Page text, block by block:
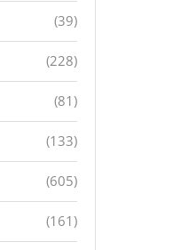
(39)
(228)
(81)
(133)
(605)
(161)